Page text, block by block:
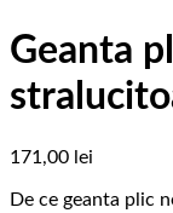
Geanta
171,00 lei
De ce geanta plic